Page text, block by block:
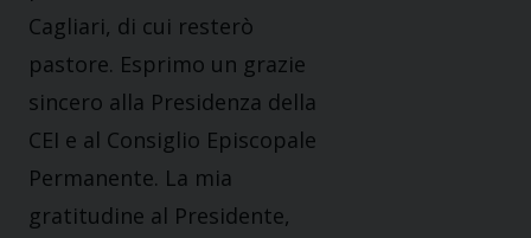
Cagliari, di cui resterò
pastore. Esprimo un grazie
sincero alla Presidenza della
CEI e al Consiglio Episcopale
Permanente. La mia
gratitudine al Presidente,